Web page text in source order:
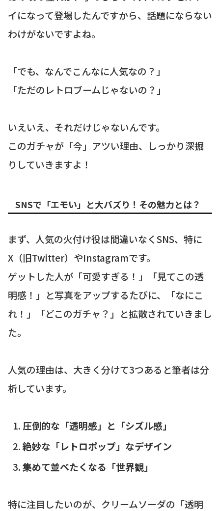
イになって登場したんですから、話題にならない
わけがないですよね。
「でも、なんでこんなに人気なの？」
「ただのレトロブームじゃないの？」
いえいえ、それだけじゃないんです。
このガチャが「今」アツい理由、しっかり深掘
りしていきますよ！
SNSで「エモい」と大バズり！その魅力とは？
まず、人気の火付け役は間違いなくSNS、特に
X（旧Twitter）やInstagramです。
ゲットした人が「可愛すぎる！」「見てこの透
明感！」と写真をアップするたびに、「なにこ
れ！」「どこのガチャ？」と拡散されていきまし
た。
人気の理由は、大きく分けて3つあると筆者は分
析しています。
圧倒的な「透明感」と「シズル感」
絶妙な「レトロポップ」なデザイン
集めて並べたくなる「世界観」
特に注目したいのが、クリームソーダの「透明